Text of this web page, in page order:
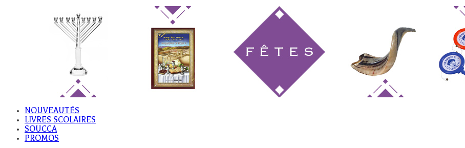
NOUVEAUTÉS
LIVRES SCOLAIRES
SOUCCA
PROMOS